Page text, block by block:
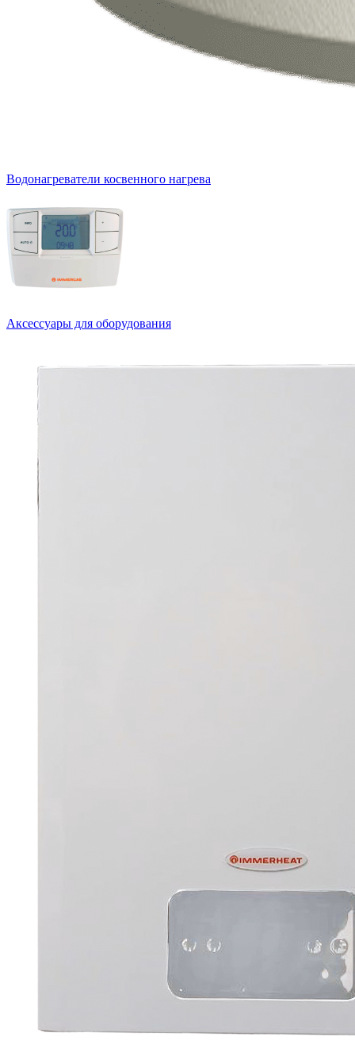
Водонагреватели косвенного нагрева
Аксессуары для оборудования